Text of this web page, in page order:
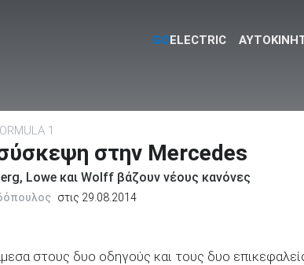
GOELECTRIC
1
στην Mercedes
Lowe και Wolff βάζουν νέους κανόνες
στις 29.08.2014
στους δυο οδηγούς και τους δυο